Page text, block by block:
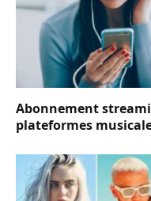
Abonnement
plateformes